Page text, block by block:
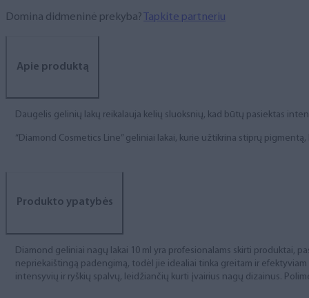
Domina didmeninė prekyba? Tapkite partneriu
Apie produktą
Daugelis gelinių lakų reikalauja kelių sluoksnių, kad būtų pasiektas
“Diamond Cosmetics Line” geliniai lakai, kurie užtikrina stiprų
Produkto ypatybės
Diamond geliniai nagų lakai 10 ml yra profesionalams skirti produktai,
nepriekaištingą padengimą, todėl jie idealiai tinka greitam ir
intensyvių ir ryškių spalvų, leidžiančių kurti įvairius nagų dizainus.